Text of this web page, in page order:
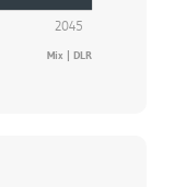
2045
Mix | DLR